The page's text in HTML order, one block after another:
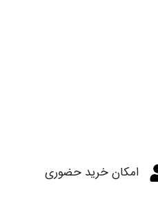
امکان خرید حضوری